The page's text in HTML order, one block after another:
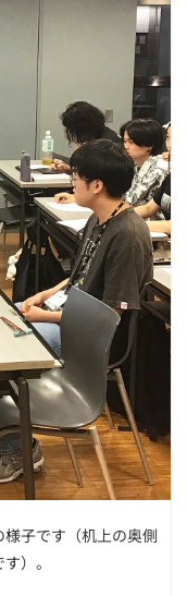
子です（机上の奥側
）。